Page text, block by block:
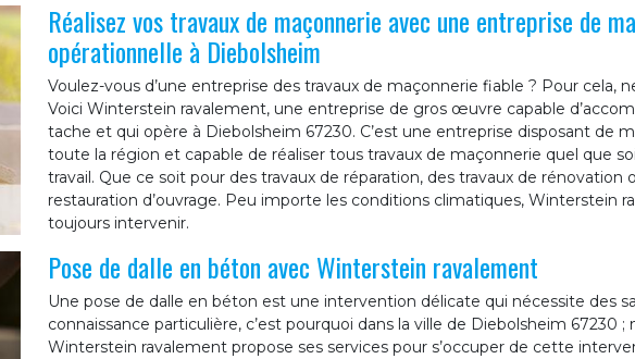
Réalisez vos travaux de maçonnerie avec une entreprise de
opérationnelle à Diebolsheim
Voulez-vous d’une entreprise des travaux de maçonnerie fiable ? Pour cela,
Voici Winterstein ravalement, une entreprise de gros œuvre capable
tache et qui opère à Diebolsheim 67230. C’est une entreprise disposant de
toute la région et capable de réaliser tous travaux de maçonnerie quel que
travail. Que ce soit pour des travaux de réparation, des travaux de rénovation
restauration d’ouvrage. Peu importe les conditions climatiques, Winterstein
toujours intervenir.
Pose de dalle en béton avec Winterstein ravalement
Une pose de dalle en béton est une intervention délicate qui nécessite des
connaissance particulière, c’est pourquoi dans la ville de Diebolsheim 67230
Winterstein ravalement propose ses services pour s’occuper de cette